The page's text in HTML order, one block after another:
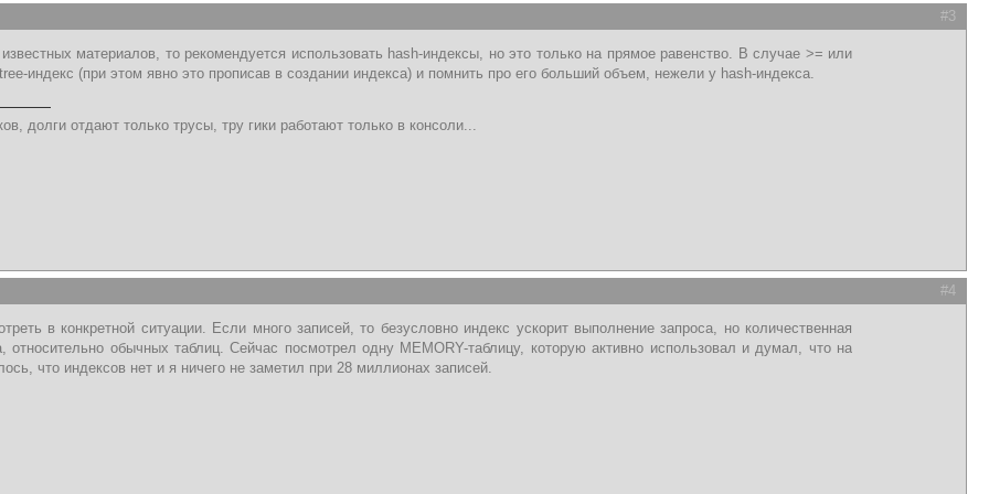
#3
материалов, то рекомендуется использовать hash-индексы, но это только на прямое равенство. В случае >= или
индекс (при этом явно это прописав в создании индекса) и помнить про его больший объем, нежели у hash-индекса.
долги отдают только трусы, тру гики работают только в консоли...
#4
в конкретной ситуации. Если много записей, то безусловно индекс ускорит выполнение запроса, но количественная
относительно обычных таблиц. Сейчас посмотрел одну MEMORY-таблицу, которую активно использовал и думал, что на
что индексов нет и я ничего не заметил при 28 миллионах записей.